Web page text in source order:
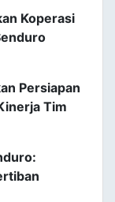
Koperasi
Persiapan
Tim